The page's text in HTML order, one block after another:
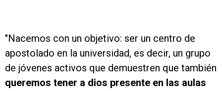
"Nacemos con un objetivo: ser un centro de
apostolado en la universidad, es decir, un grupo
de jóvenes activos que demuestren que también
queremos tener a dios presente en las aulas